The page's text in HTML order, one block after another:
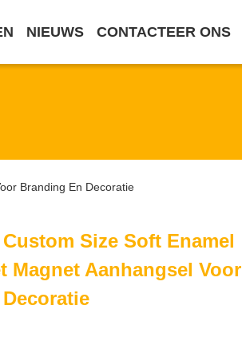
NIEUWS CONTACTEER ONS
Branding En Decoratie
Size Soft Enamel
Magnet Aanhangsel Voor